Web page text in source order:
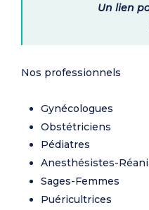
Un lien
Nos professionnels
Gynécologues
Obstétriciens
Pédiatres
Anesthésistes-
Sages-Femmes
Puéricultrices